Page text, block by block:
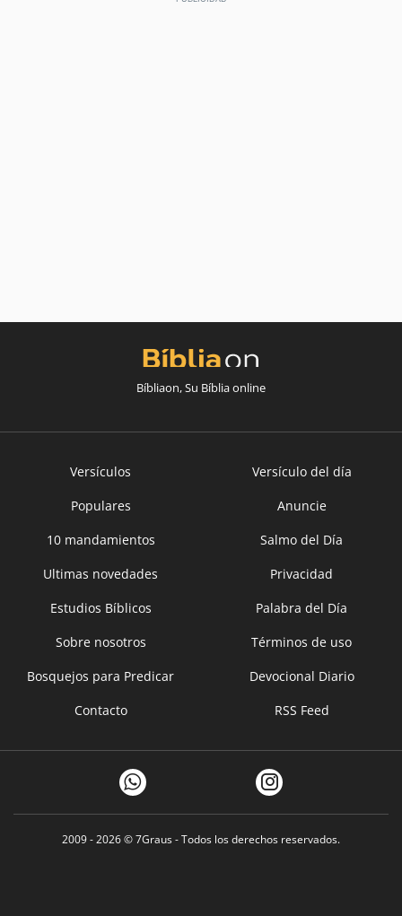
Bíbliaon, Su Bíblia online
Versículos
Versículo del día
Populares
Anuncie
10 mandamientos
Salmo del Día
Ultimas novedades
Privacidad
Estudios Bíblicos
Palabra del Día
Sobre nosotros
Términos de uso
Bosquejos para Predicar
Devocional Diario
Contacto
RSS Feed
2009 - 2026 ©7Graus- Todos los derechos reservados.